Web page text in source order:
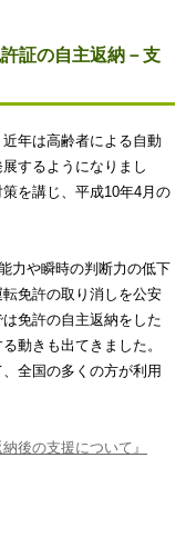
証の自主返納－支
年は高齢者による自動
するようになりまし
を講じ、平成10年4月の
力や瞬時の判断力の低下
免許の取り消しを公安
免許の自主返納をした
動きも出てきました。
全国の多くの方が利用
後の支援について』